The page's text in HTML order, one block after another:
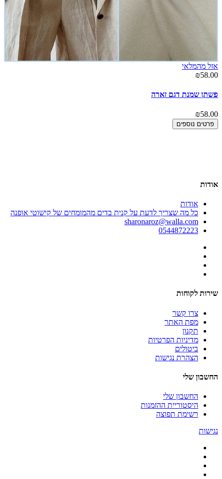
אזל מהמלאי
₪58.00
פשתן שמנת דגם זארה
₪58.00
פרטים נוספים
אודות
אודות
כל מה שצריך לדעת על קנית בדים מהמומחים של קישוטי אופנה
sharonaroz@walla.com
0544872223
שירות לקוחות
צרו קשר
מפת האתר
תקנון
מדיניות הפרטיות
ביטולים
הצהרת נגישות
החשבון שלי
החשבון שלי
היסטוריית ההזמנות
רשימת תפוצה
נגישות